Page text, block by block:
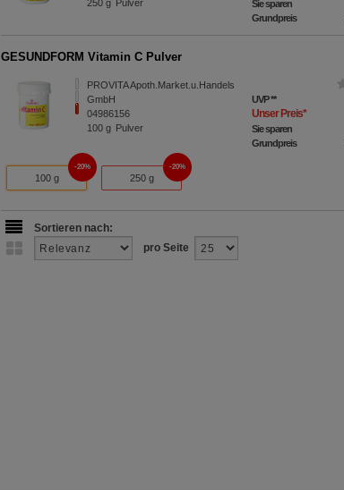
250g Pulver Sie sparen
Grundpreis
GESUNDFORM Vitamin C Pulver
PROVITA Apoth.Market.u.Handels
GmbH
04986156
100g Pulver
UVP**
Unser Preis*
Sie sparen
Grundpreis
100 g
20%
250 g
20%
Sortieren nach:
pro Seite